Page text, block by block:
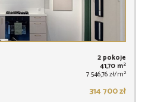
2 pokoje
41,70 m2
7 546,76 zł/m2
314 700 zł